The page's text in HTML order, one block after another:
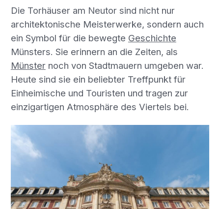
Die Torhäuser am Neutor sind nicht nur
architektonische Meisterwerke, sondern auch
ein Symbol für die bewegte Geschichte
Münsters. Sie erinnern an die Zeiten, als
Münsternoch von Stadtmauern umgeben war.
Heute sind sie ein beliebter Treffpunkt für
Einheimische und Touristen und tragen zur
einzigartigen Atmosphäre des Viertels bei.